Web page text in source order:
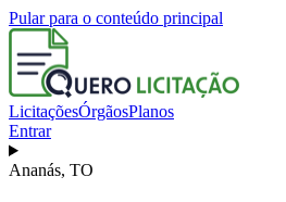
Pular para o conteúdo principal
LicitaçõesÓrgãosPlanos
Entrar
Ananás, TO